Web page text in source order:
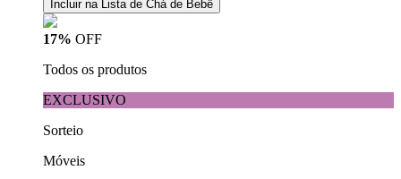
Incluir na Lista de Chá de Bebê
17% OFF
Todos os produtos
EXCLUSIVO
Sorteio
Móveis